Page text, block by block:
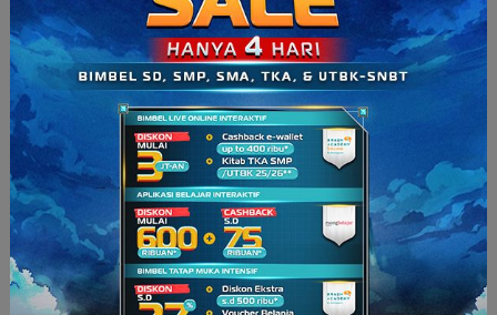
Pantun anak-anak, jenis dapat menggambarkan suka
maupun duka saat masa kanak-kanak.
Pantun orang muda, pantun jenis ini berhubungan
dengan kehidupan pada masa muda, biasanya bermakna
tentang perkenalan, hubungan asmara dan rumah tangga,
perasaan (iri, iba, kasih sayang, dan sejenisnya), dan
nasib.
Pantun orang tua, biasanya berisikan tentang adat,
budaya, agama, nasihat, dan sejenisnya.
Contoh Pantun dan Penjelasannya
Setelah memahami definisi, ciri-ciri, hingga jenis pantun,